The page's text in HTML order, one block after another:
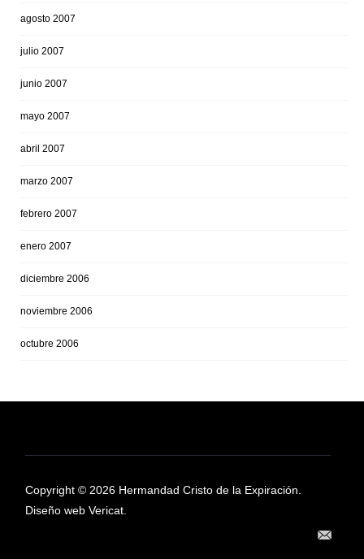
agosto 2007
julio 2007
junio 2007
mayo 2007
abril 2007
marzo 2007
febrero 2007
enero 2007
diciembre 2006
noviembre 2006
octubre 2006
Copyright © 2026 Hermandad Cristo de la Expiración.
Diseño web Vericat.